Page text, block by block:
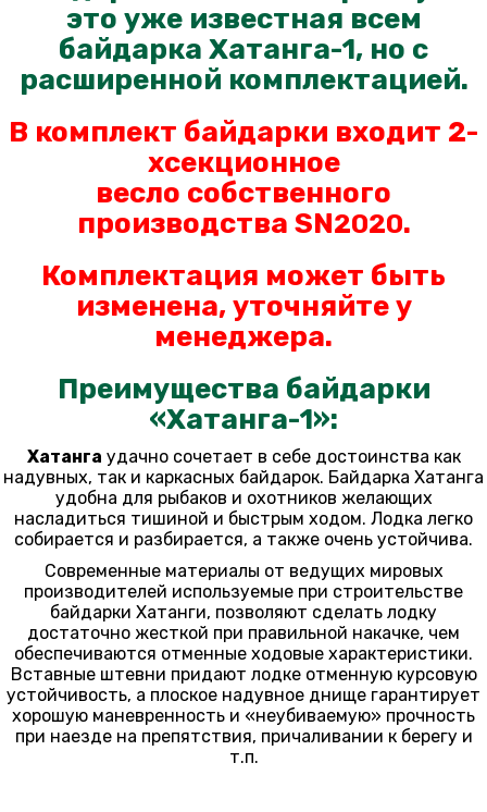
это уже известная всем
байдарка Хатанга-1, но с
расширенной комплектацией.
В комплект байдарки входит 2-
хсекционное
весло собственного
производства SN2020.
Комплектация может быть
изменена, уточняйте у
менеджера.
Преимущества байдарки
«Хатанга-1»:
Хатанга удачно сочетает в себе достоинства как
надувных, так и каркасных байдарок. Байдарка Хатанга
удобна для рыбаков и охотников желающих
насладиться тишиной и быстрым ходом. Лодка легко
собирается и разбирается, а также очень устойчива.
Современные материалы от ведущих мировых
производителей используемые при строительстве
байдарки Хатанги, позволяют сделать лодку
достаточно жесткой при правильной накачке, чем
обеспечиваются отменные ходовые характеристики.
Вставные штевни придают лодке отменную курсовую
устойчивость, а плоское надувное днище гарантирует
хорошую маневренность и «неубиваемую» прочность
при наезде на препятствия, причаливании к берегу и
т.п.